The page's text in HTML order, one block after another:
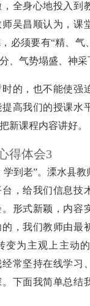
全身心地投入到
吴昌顺认为，课
必须要有“精、气
、气势塌盛、神采
的，也不能使强
高我们的授课水
新课程内容讲好。
得体会3
学到老”。溧水县
，给我们信息技
形式新颖，内容
，我们教师由最
变为主观上主动
常坚持在线学习
下面我简单总结